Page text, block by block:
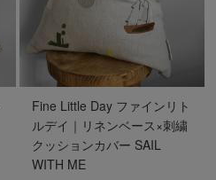
Fine Little Day ファインリト
ルデイ｜リネンベース×刺繍
クッションカバー SAIL
WITH ME